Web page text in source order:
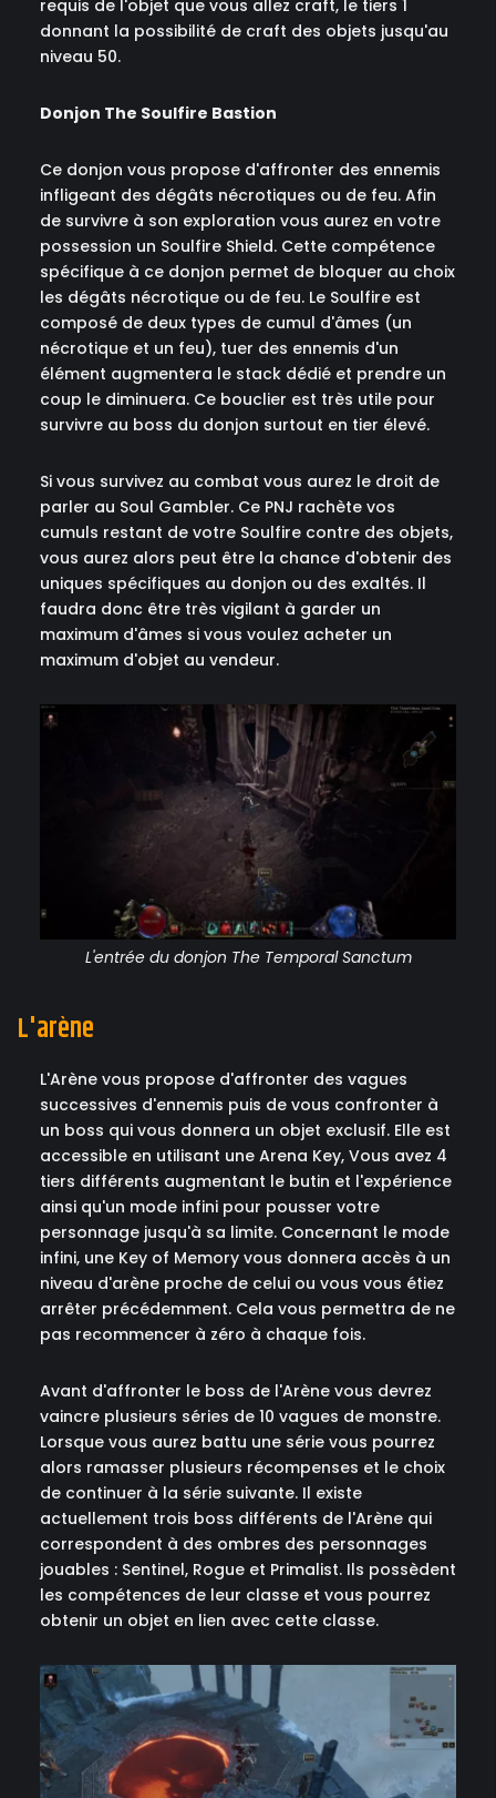
requis de l'objet que vous allez craft, le tiers 1
donnant la possibilité de craft des objets jusqu'au
niveau 50.
Donjon The Soulfire Bastion
Ce donjon vous propose d'affronter des ennemis
infligeant des dégâts nécrotiques ou de feu. Afin
de survivre à son exploration vous aurez en votre
possession un Soulfire Shield. Cette compétence
spécifique à ce donjon permet de bloquer au choix
les dégâts nécrotique ou de feu. Le Soulfire est
composé de deux types de cumul d'âmes (un
nécrotique et un feu), tuer des ennemis d'un
élément augmentera le stack dédié et prendre un
coup le diminuera. Ce bouclier est très utile pour
survivre au boss du donjon surtout en tier élevé.
Si vous survivez au combat vous aurez le droit de
parler au Soul Gambler. Ce PNJ rachète vos
cumuls restant de votre Soulfire contre des objets,
vous aurez alors peut être la chance d'obtenir des
uniques spécifiques au donjon ou des exaltés. Il
faudra donc être très vigilant à garder un
maximum d'âmes si vous voulez acheter un
maximum d'objet au vendeur.
L'entrée du donjon The Temporal Sanctum
L'arène
L'Arène vous propose d'affronter des vagues
successives d'ennemis puis de vous confronter à
un boss qui vous donnera un objet exclusif. Elle est
accessible en utilisant une Arena Key, Vous avez 4
tiers différents augmentant le butin et l'expérience
ainsi qu'un mode infini pour pousser votre
personnage jusqu'à sa limite. Concernant le mode
infini, une Key of Memory vous donnera accès à un
niveau d'arène proche de celui ou vous vous étiez
arrêter précédemment. Cela vous permettra de ne
pas recommencer à zéro à chaque fois.
Avant d'affronter le boss de l'Arène vous devrez
vaincre plusieurs séries de 10 vagues de monstre.
Lorsque vous aurez battu une série vous pourrez
alors ramasser plusieurs récompenses et le choix
de continuer à la série suivante. Il existe
actuellement trois boss différents de l'Arène qui
correspondent à des ombres des personnages
jouables : Sentinel, Rogue et Primalist. Ils possèdent
les compétences de leur classe et vous pourrez
obtenir un objet en lien avec cette classe.